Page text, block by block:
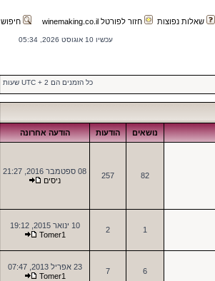
שאלות נפוצות חזור לפורטל winemaking.co.il חיפוש
עכשיו 10 אוגוסט 2026, 05:34
כל הזמנים הם UTC + 2 שעות
נושאים הודעות הודעה אחרונה
82
257
08 ספטמבר 2016, 21:27
ניסים
1
2
10 ינואר 2015, 19:12
Tomer1
6
7
23 אפריל 2013, 07:47
Tomer1